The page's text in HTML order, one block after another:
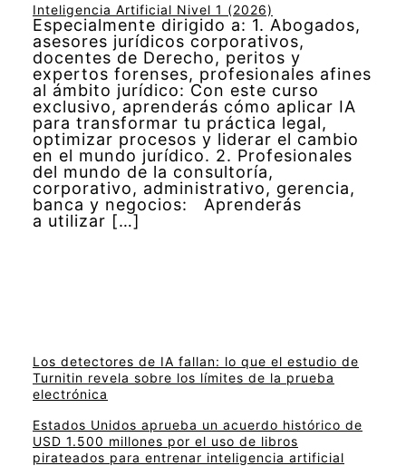
Inteligencia Artificial Nivel 1 (2026)
Especialmente dirigido a: 1. Abogados,
asesores jurídicos corporativos,
docentes de Derecho, peritos y
expertos forenses, profesionales afines
al ámbito jurídico: Con este curso
exclusivo, aprenderás cómo aplicar IA
para transformar tu práctica legal,
optimizar procesos y liderar el cambio
en el mundo jurídico. 2. Profesionales
del mundo de la consultoría,
corporativo, administrativo, gerencia,
banca y negocios: Aprenderás
a utilizar […]
Los detectores de IA fallan: lo que el estudio de
Turnitin revela sobre los límites de la prueba
electrónica
Estados Unidos aprueba un acuerdo histórico de
USD 1.500 millones por el uso de libros
pirateados para entrenar inteligencia artificial